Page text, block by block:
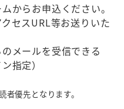
からお申込ください。
セスURL等お送りいた
メールを受信できる
指定）
優先となります。